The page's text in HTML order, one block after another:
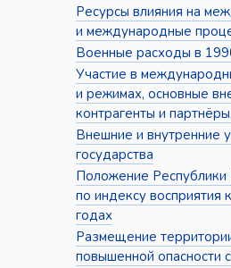
Ресурсы влияния на
и международные
Военные расходы в
Участие в
и режимах, основные
контрагенты и
Внешние и внутренние
государства
Положение Республики
по индексу
годах
Размещение
повышенной опасности